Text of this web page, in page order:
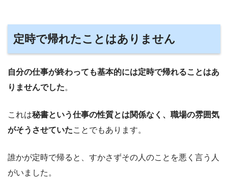
定時で帰れたことはありません
自分の仕事が終わっても基本的には定時で帰れることはあ
りませんでした。
これは秘書という仕事の性質とは関係なく、職場の雰囲気
がそうさせていたことでもあります。
誰かが定時で帰ると、すかさずその人のことを悪く言う人
がいました。